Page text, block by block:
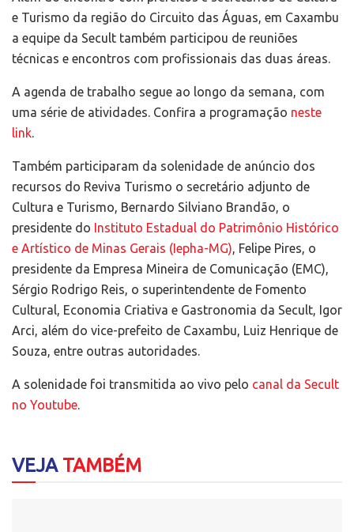
e Turismo da região do Circuito das Águas, em Caxambu
a equipe da Secult também participou de reuniões
técnicas e encontros com profissionais das duas áreas.
A agenda de trabalho segue ao longo da semana, com
uma série de atividades. Confira a programação neste
link.
Também participaram da solenidade de anúncio dos
recursos do Reviva Turismo o secretário adjunto de
Cultura e Turismo, Bernardo Silviano Brandão, o
presidente do Instituto Estadual do Patrimônio Histórico
e Artístico de Minas Gerais (Iepha-MG), Felipe Pires, o
presidente da Empresa Mineira de Comunicação (EMC),
Sérgio Rodrigo Reis, o superintendente de Fomento
Cultural, Economia Criativa e Gastronomia da Secult, Igor
Arci, além do vice-prefeito de Caxambu, Luiz Henrique de
Souza, entre outras autoridades.
A solenidade foi transmitida ao vivo pelo canal da Secult
no Youtube.
VEJATAMBÉM